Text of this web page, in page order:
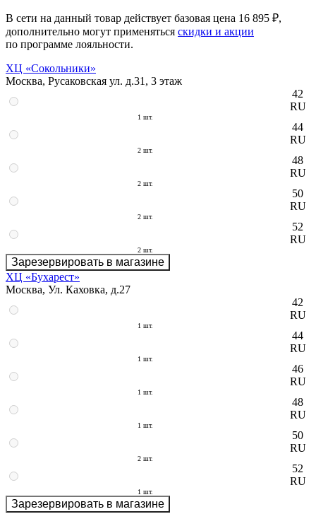
В сети на данный товар действует базовая цена 16 895 ₽,
дополнительно могут применяться скидки и акции
по программе лояльности.
ХЦ «Сокольники»
Москва, Русаковская ул. д.31, 3 этаж
42
RU
1 шт.
44
RU
2 шт.
48
RU
2 шт.
50
RU
2 шт.
52
RU
2 шт.
Зарезервировать в магазине
ХЦ «Бухарест»
Москва, Ул. Каховка, д.27
42
RU
1 шт.
44
RU
1 шт.
46
RU
1 шт.
48
RU
1 шт.
50
RU
2 шт.
52
RU
1 шт.
Зарезервировать в магазине